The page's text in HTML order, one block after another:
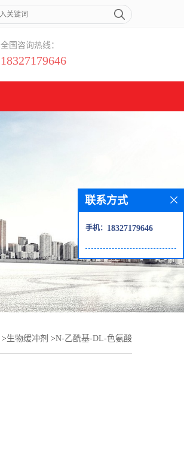
全国咨询热线：
18327179646
>生物缓冲剂 >N-乙酰基-DL-色氨酸
联系方式
手机： 18327179646